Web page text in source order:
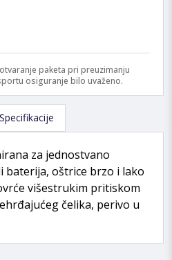
paketa pri preuzimanju
osiguranje bilo uvaženo.
Specifikacije
za jednostvano
baterija, oštrice brzo i lako
višestrukim pritiskom
čelika, perivo u